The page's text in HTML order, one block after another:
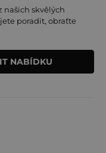
našich skvělých
poradit, obraťte
NABÍDKU